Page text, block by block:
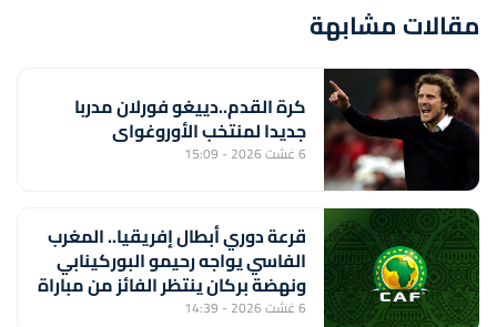
مقالات مشابهة
كرة القدم..دييغو فورلان مدربا
جديدا لمنتخب الأوروغواي
6 غشت 2026 - 15:09
قرعة دوري أبطال إفريقيا.. المغرب
الفاسي يواجه رحيمو البوركينابي
ونهضة بركان ينتظر الفائز من مباراة
ستار سبور السيراليوني وميدينا
6 غشت 2026 - 14:39